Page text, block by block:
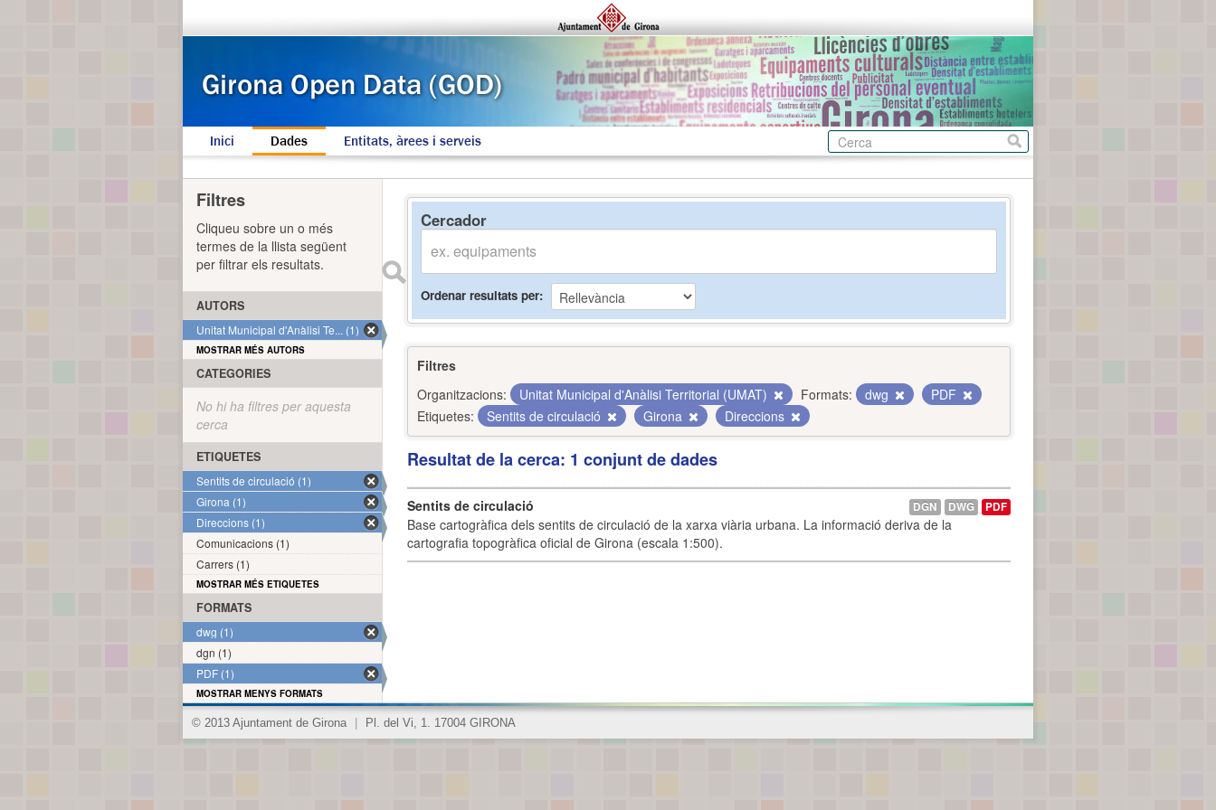
Inici Dades Entitats, àrees i serveis
Cercador
Ordenar resultats per
Filtres
Organitzacions:
Unitat Municipal d'Anàlisi Territorial (UMAT) Formats: dwg
PDF
Etiquetes:
Sentits de circulació Girona Direccions
Resultat de la cerca: 1 conjunt de dades
Sentits de circulació
Base cartogràfica dels sentits de circulació de la xarxa viària urbana. La informació deriva de la
cartografia topogràfica oficial de Girona (escala 1:500).
DGN DWG PDF
Filtres
Cliqueu sobre un o més
termes de la llista següent
per filtrar els resultats.
AUTORS
Unitat Municipal d'Anàlisi Te... (1)
MOSTRAR MÉS AUTORS
CATEGORIES
No hi ha filtres per aquesta
cerca
ETIQUETES
Sentits de circulació (1)
Girona (1)
Direccions (1)
Comunicacions (1)
Carrers (1)
MOSTRAR MÉS ETIQUETES
FORMATS
dwg (1)
dgn (1)
PDF (1)
MOSTRAR MENYS FORMATS
© 2013 Ajuntament de Girona Pl. del Vi, 1. 17004 GIRONA